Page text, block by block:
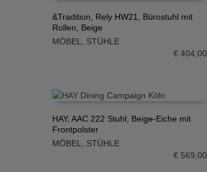
IN DEN WARENKORB
&Tradition, Rely HW21, Bürostuhl mit
Rollen, Beige
MÖBEL
STÜHLE
€404,00
IN DEN WARENKORB
HAY, AAC 222 Stuhl, Beige-Eiche mit
Frontpolster
MÖBEL
STÜHLE
€569,00